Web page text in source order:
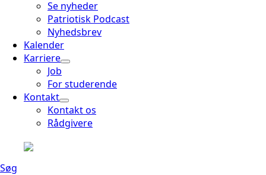
Se nyheder
Patriotisk Podcast
Nyhedsbrev
Kalender
Karriere
Job
For studerende
Kontakt
Kontakt os
Rådgivere
Søg